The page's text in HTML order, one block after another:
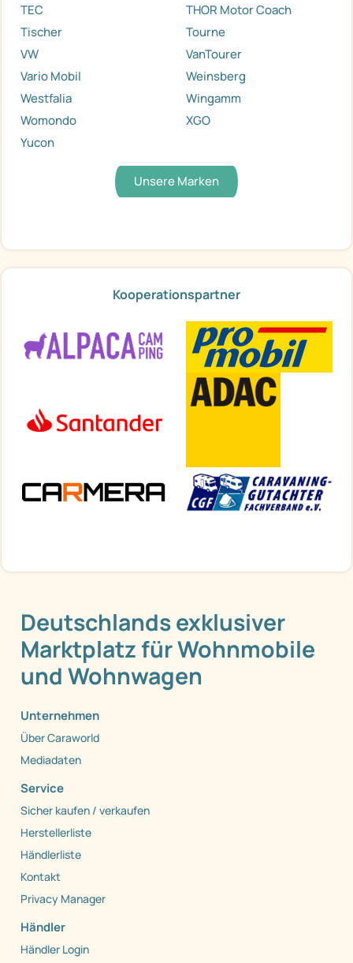
TEC
THOR Motor Coach
Tischer
Tourne
VW
VanTourer
Vario Mobil
Weinsberg
Westfalia
Wingamm
Womondo
XGO
Yucon
Unsere Marken
Kooperationspartner
Deutschlands exklusiver
Marktplatz für Wohnmobile
und Wohnwagen
Unternehmen
Über Caraworld
Mediadaten
Service
Sicher kaufen / verkaufen
Herstellerliste
Händlerliste
Kontakt
Privacy Manager
Händler
Händler Login